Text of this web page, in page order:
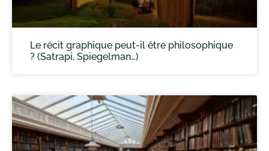
Le récit graphique peut-il être philosophique
? (Satrapi, Spiegelman…)